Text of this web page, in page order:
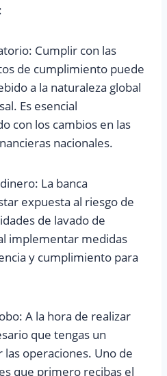
Cumplir con las
de cumplimiento puede
a la naturaleza global
Es esencial
con los cambios en las
nacionales.
La banca
expuesta al riesgo de
de lavado de
implementar medidas
y cumplimiento para
A la hora de realizar
que tengas un
operaciones. Uno de
que primero recibas el